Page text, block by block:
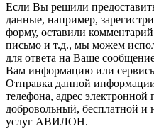
Если Вы решили
данные, например,
форму, оставили
письмо и т.д., мы можем
для ответа на Ваше
Вам информацию или
Отправка данной
телефона, адрес электронной
добровольный, бесплатной и
услуг АВИЛОН.